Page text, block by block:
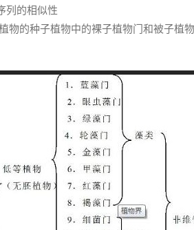
列的相似性
物的种子植物中的裸子植物门和被子植